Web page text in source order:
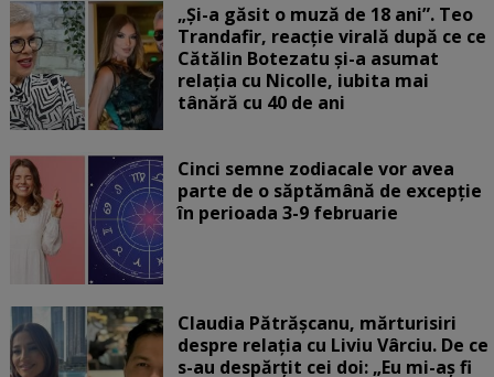
„Și-a găsit o muză de 18 ani”. Teo
Trandafir, reacție virală după ce ce
Cătălin Botezatu și-a asumat
relația cu Nicolle, iubita mai
tânără cu 40 de ani
Cinci semne zodiacale vor avea
parte de o săptămână de excepție
în perioada 3-9 februarie
Claudia Pătrășcanu, mărturisiri
despre relația cu Liviu Vârciu. De ce
s-au despărțit cei doi: „Eu mi-aș fi